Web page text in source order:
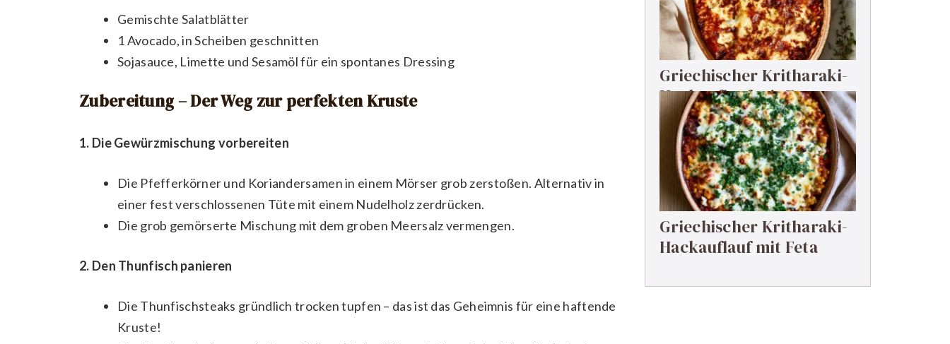
Gemischte Salatblätter
1 Avocado, in Scheiben geschnitten
Sojasauce, Limette und Sesamöl für ein spontanes Dressing
Zubereitung – Der Weg zur perfekten Kruste
1. Die Gewürzmischung vorbereiten
Die Pfefferkörner und Koriandersamen in einem Mörser grob zerstoßen. Alternativ in
einer fest verschlossenen Tüte mit einem Nudelholz zerdrücken.
Die grob gemörserte Mischung mit dem groben Meersalz vermengen.
2. Den Thunfisch panieren
Die Thunfischsteaks gründlich trocken tupfen – das ist das Geheimnis für eine haftende
Kruste!
Griechischer Kritharaki-
Hackauflauf mit Feta
Griechischer Kritharaki-
Hackauflauf mit Feta